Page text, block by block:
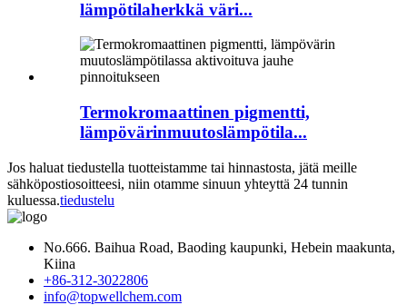
lämpötilaherkkä väri...
Termokromaattinen pigmentti,
lämpövärinmuutoslämpötila...
Jos haluat tiedustella tuotteistamme tai hinnastosta, jätä meille
sähköpostiosoitteesi, niin otamme sinuun yhteyttä 24 tunnin
kuluessa.tiedustelu
No.666. Baihua Road, Baoding kaupunki, Hebein maakunta,
Kiina
+86-312-3022806
info@topwellchem.com